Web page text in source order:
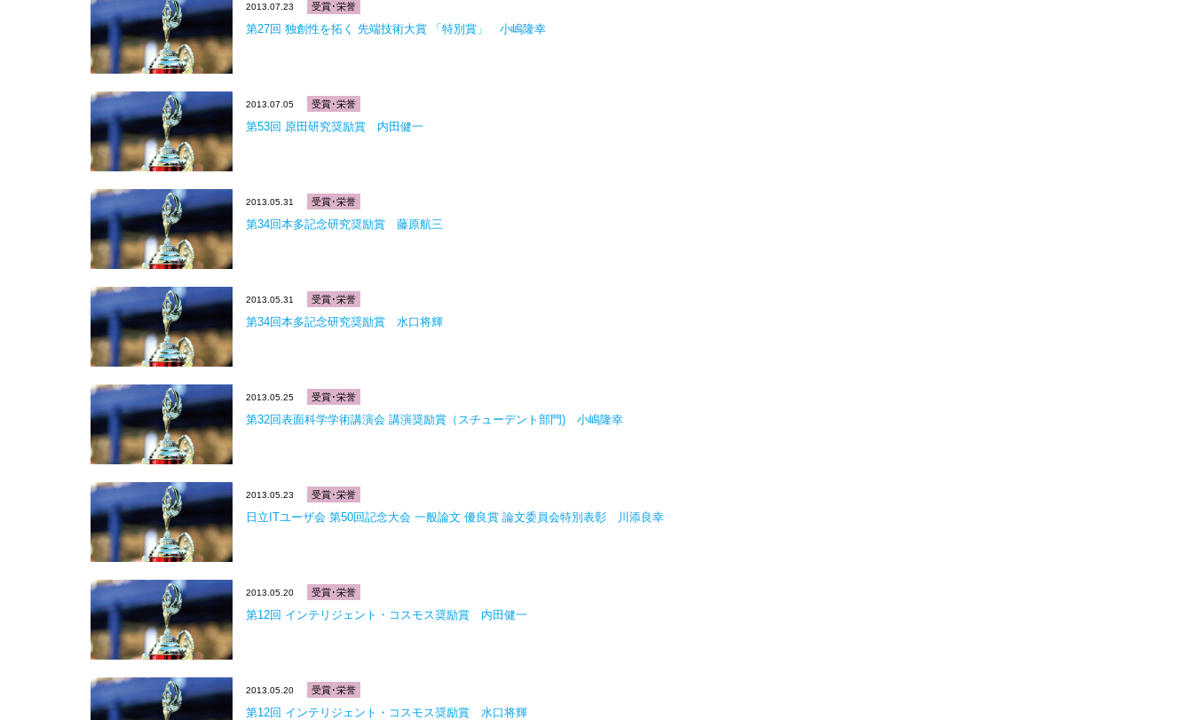
2013.07.23 受賞･栄誉
第27回 独創性を拓く 先端技術大賞 「特別賞」 小嶋隆幸
2013.07.05 受賞･栄誉
第53回 原田研究奨励賞 内田健一
2013.05.31 受賞･栄誉
第34回本多記念研究奨励賞 藤原航三
2013.05.31 受賞･栄誉
第34回本多記念研究奨励賞 水口将輝
2013.05.25 受賞･栄誉
第32回表面科学学術講演会 講演奨励賞（スチューデント部門) 小嶋隆幸
2013.05.23 受賞･栄誉
日立ITユーザ会 第50回記念大会 一般論文 優良賞 論文委員会特別表彰 川添良幸
2013.05.20 受賞･栄誉
第12回 インテリジェント・コスモス奨励賞 内田健一
2013.05.20 受賞･栄誉
第12回 インテリジェント・コスモス奨励賞 水口将輝